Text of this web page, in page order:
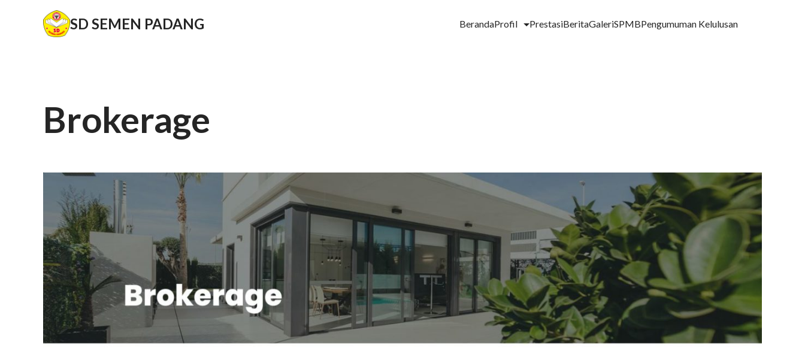
SD SEMEN PADANG BerandaProfil PrestasiBeritaGaleriSPMBPengumuman Kelulusan
Brokerage